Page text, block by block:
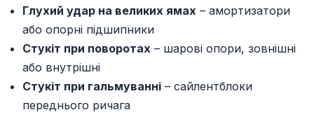
Глухий удар на великих ямах – амортизатори
або опорні підшипники
Стукіт при поворотах – шарові опори, зовнішні
або внутрішні
Стукіт при гальмуванні – сайлентблоки
переднього ричага